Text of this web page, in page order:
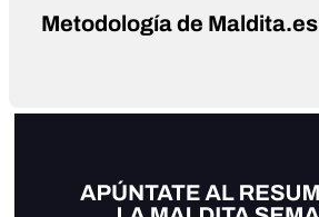
Metodología de Maldita.es